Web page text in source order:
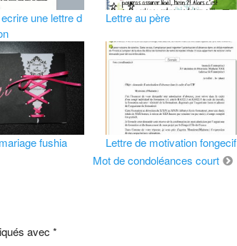
une lettre d
Lettre au père
fushia Lettre de motivation fongecif
Mot de condoléances court
avec *